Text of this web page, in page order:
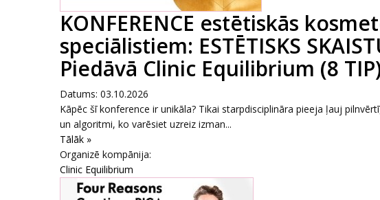
KONFERENCE estētiskās
speciālistiem: ESTĒTISKS
Piedāvā Clinic Equilibrium (8
Datums: 03.10.2026
Kāpēc šī konference ir unikāla? Tikai starpdisciplināra pieeja ļauj
un algoritmi, ko varēsiet uzreiz izman...
Tālāk »
Organizē kompānija:
Clinic Equilibrium